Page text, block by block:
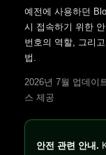
예전에 사용하던
시 접속하기 위한
번호의 역할, 그리
법.
2026년 7월 업데이
스 제공
안전 관련 안내.